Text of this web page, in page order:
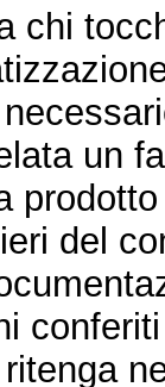
chi
un
del